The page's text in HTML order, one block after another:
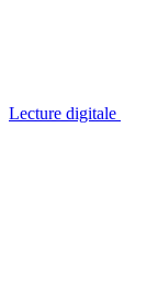
Lecture digitale